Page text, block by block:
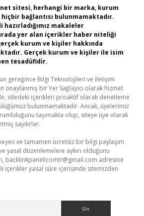
sitesi, herhangi bir marka, kurum
bağlantısı bulunmamaktadır.
hazırladığımız makaleler
yer alan içerikler haber niteliği
kurum ve kişiler hakkında
Gerçek kurum ve kişiler ile isim
tesadüfidir.
gereğince Bilgi Teknolojileri ve İletişim
onaylanmış bir Yer Sağlayıcı olarak hizmet
sitedeki içerikleri proaktif olarak denetleme
bulunmamaktadır. Ancak, üyelerimiz
taşımakta olup, siteye üye olarak
sayılırlar.
ve tamamen ücretsiz bir bilgi paylaşım
yasal düzenlemelere aykırı olduğunu
backlinkpanelicomtr@gmail.com adresine
içerikler yasal süre içerisinde sitemizden